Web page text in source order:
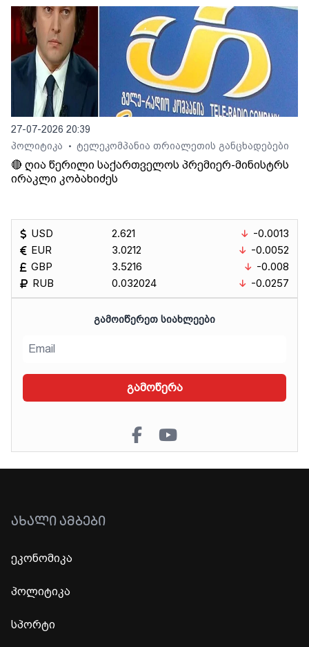
27-07-2026 20:39
პოლიტიკა
• ტელეკომპანია თრიალეთის განცხადებები
🔴 ღია წერილი საქართველოს პრემიერ-მინისტრს
ირაკლი კობახიძეს
USD
EUR
GBP
RUB
2.621
3.0212
3.5216
0.032024
-0.0013
-0.0052
-0.008
-0.0257
ᲒᲐᲛᲝᲘᲬᲔᲠᲔᲗ ᲡᲘᲐᲮᲚᲔᲔᲑᲘ
გამოწერა
ᲐᲮᲐᲚᲘ ᲐᲛᲑᲔᲑᲘ
ეკონომიკა
პოლიტიკა
სპორტი